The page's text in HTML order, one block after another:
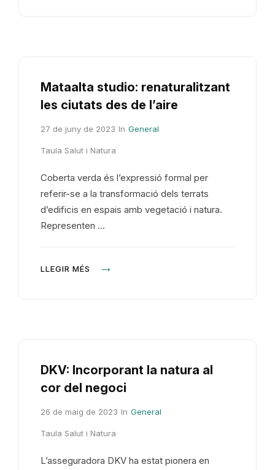
Mataalta studio: renaturalitzant
les ciutats des de l’aire
27 de juny de 2023 In General
Taula Salut i Natura
Coberta verda és l’expressió formal per
referir-se a la transformació dels terrats
d’edificis en espais amb vegetació i natura.
Representen …
LLEGIR MÉS
DKV: Incorporant la natura al
cor del negoci
26 de maig de 2023 In General
Taula Salut i Natura
L’asseguradora DKV ha estat pionera en